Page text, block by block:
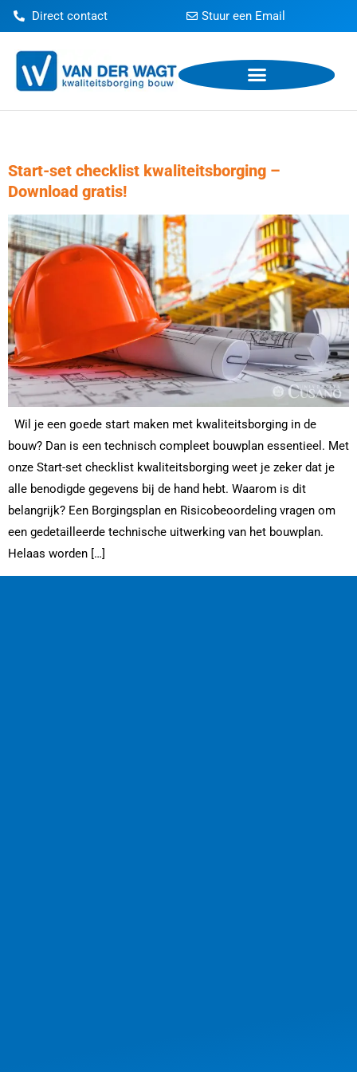
Direct contact Stuur een Email
Start-set checklist kwaliteitsborging –
Download gratis!
Wil je een goede start maken met kwaliteitsborging in de
bouw? Dan is een technisch compleet bouwplan essentieel. Met
onze Start-set checklist kwaliteitsborging weet je zeker dat je
alle benodigde gegevens bij de hand hebt. Waarom is dit
belangrijk? Een Borgingsplan en Risicobeoordeling vragen om
een gedetailleerde technische uitwerking van het bouwplan.
Helaas worden […]